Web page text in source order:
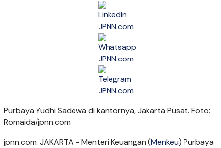
Purbaya Yudhi Sadewa di kantornya, Jakarta Pusat. Foto:
Romaida/jpnn.com
jpnn.com, JAKARTA - Menteri Keuangan (Menkeu) Purbaya